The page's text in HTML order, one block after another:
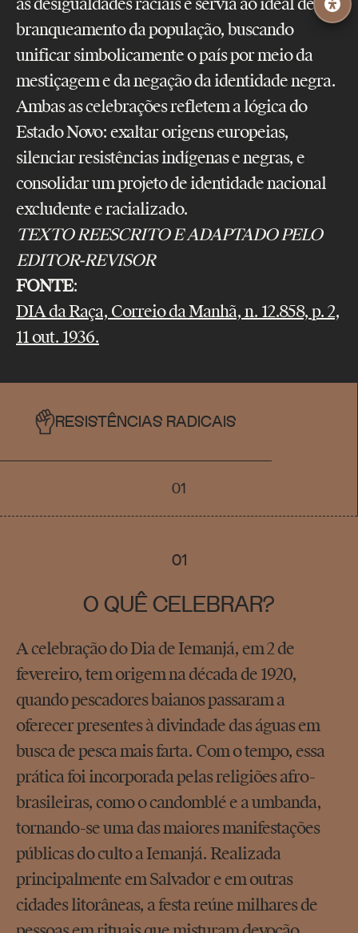
as desigualdades raciais e servia ao ideal de
branqueamento da população, buscando
unificar simbolicamente o país por meio da
mestiçagem e da negação da identidade negra.
Ambas as celebrações refletem a lógica do
Estado Novo: exaltar origens europeias,
silenciar resistências indígenas e negras, e
consolidar um projeto de identidade nacional
excludente e racializado.
TEXTO REESCRITO E ADAPTADO PELO
EDITOR-REVISOR
FONTE:
DIA da Raça, Correio da Manhã, n. 12.858, p. 2,
11 out. 1936.
RESISTÊNCIAS RADICAIS
01
01
O QUÊ CELEBRAR?
A celebração do Dia de Iemanjá, em 2 de
fevereiro, tem origem na década de 1920,
quando pescadores baianos passaram a
oferecer presentes à divindade das águas em
busca de pesca mais farta. Com o tempo, essa
prática foi incorporada pelas religiões afro-
brasileiras, como o candomblé e a umbanda,
tornando-se uma das maiores manifestações
públicas do culto a Iemanjá. Realizada
principalmente em Salvador e em outras
cidades litorâneas, a festa reúne milhares de